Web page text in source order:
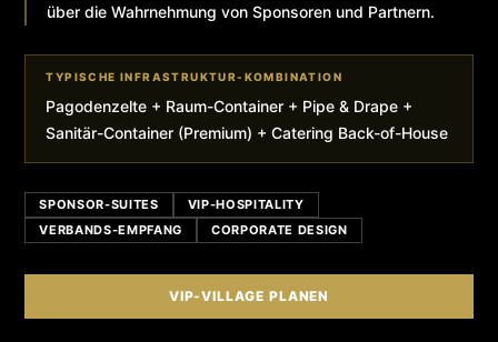
über die Wahrnehmung von Sponsoren und Partnern.
TYPISCHE INFRASTRUKTUR-KOMBINATION
Pagodenzelte + Raum-Container + Pipe & Drape +
Sanitär-Container (Premium) + Catering Back-of-House
SPONSOR-SUITES
VIP-HOSPITALITY
VERBANDS-EMPFANG
CORPORATE DESIGN
VIP-VILLAGE PLANEN